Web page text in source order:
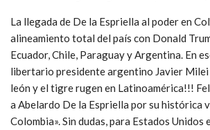
La llegada de De la Espriella al poder en
alineamiento total del país con Donald
Ecuador, Chile, Paraguay y Argentina. En
libertario presidente argentino Javier Milei
león y el tigre rugen en Latinoamérica!!!
a Abelardo De la Espriella por su histórica
Colombia». Sin dudas, para Estados Unidos